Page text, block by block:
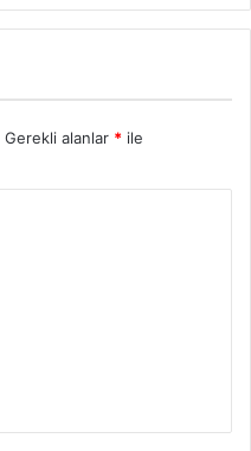
Gerekli alanlar * ile